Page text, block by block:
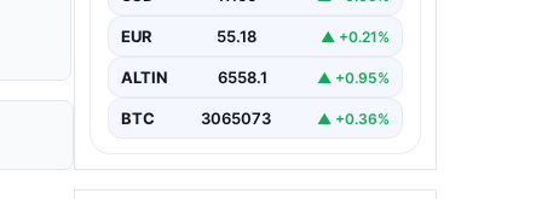
Antalya'da geçtiğimiz yıl yaşanan ve
ölümle sonuçlanan tüplü dalış olayı,
EUR 55.18 ▲ +0.21%
ALTIN 6558.1 ▲ +0.95%
BTC 3065073 ▲ +0.36%